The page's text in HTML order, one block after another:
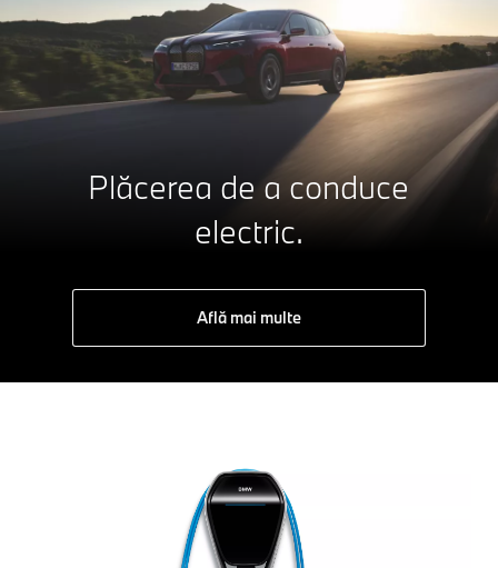
Plăcerea de a conduce
electric.
Află mai multe